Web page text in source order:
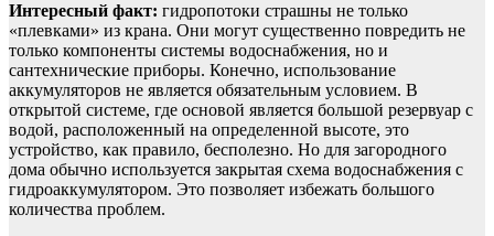
Интересный факт: гидропотоки страшны не только
«плевками» из крана. Они могут существенно повредить не
только компоненты системы водоснабжения, но и
сантехнические приборы. Конечно, использование
аккумуляторов не является обязательным условием. В
открытой системе, где основой является большой резервуар с
водой, расположенный на определенной высоте, это
устройство, как правило, бесполезно. Но для загородного
дома обычно используется закрытая схема водоснабжения с
гидроаккумулятором. Это позволяет избежать большого
количества проблем.